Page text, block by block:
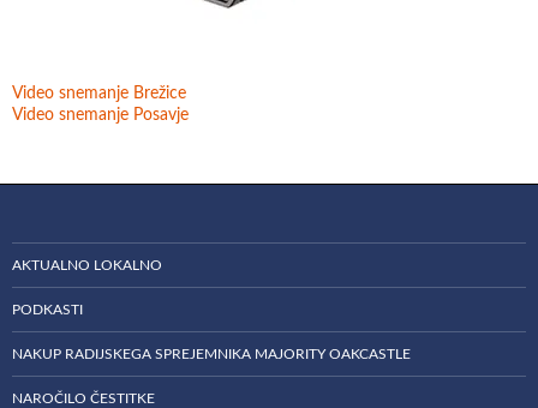
Video snemanje Brežice
Video snemanje Posavje
AKTUALNO LOKALNO
PODKASTI
NAKUP RADIJSKEGA SPREJEMNIKA MAJORITY OAKCASTLE
NAROČILO ČESTITKE